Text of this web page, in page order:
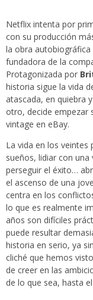
Netflix intenta por
con su producción
la obra
fundadora de la
Protagonizada por
historia sigue la vida
atascada, en quiebra
otro, decide empezar
vintage en eBay.
La vida en los veintes
sueños, lidiar con
perseguir el éxito…
el ascenso de una
centra en los
lo que es realmente
años son difíciles
puede resultar
historia en serio, ya
cliché que hemos
de creer en las
de lo que sea, hasta